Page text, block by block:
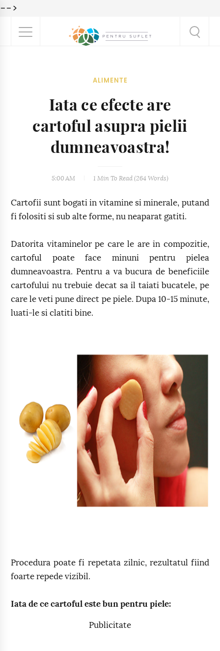
-->
ALIMENTE
Iata ce efecte are
cartoful asupra pielii
dumneavoastra!
5:00 AM 1 Min To Read (264 Words)
Cartofii sunt bogati in vitamine si minerale, putand
fi folositi si sub alte forme, nu neaparat gatiti.
Datorita vitaminelor pe care le are in compozitie,
cartoful poate face minuni pentru pielea
dumneavoastra. Pentru a va bucura de beneficiile
cartofului nu trebuie decat sa il taiati bucatele, pe
care le veti pune direct pe piele. Dupa 10-15 minute,
luati-le si clatiti bine.
Procedura poate fi repetata zilnic, rezultatul fiind
foarte repede vizibil.
Iata de ce cartoful este bun pentru piele:
Publicitate